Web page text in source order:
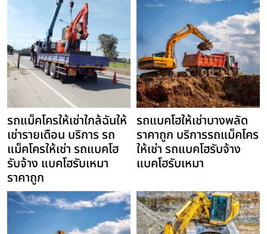
รถแม็คโครให้เช่าใกล้ฉันให้
เช่ารายเดือน บริการ รถ
แม็คโครให้เช่า รถแบคโฮ
รับจ้าง แบคโฮรับเหมา
ราคาถูก
รถแบคโฮให้เช่าบางพลัด
ราคาถูก บริการรถแม็คโคร
ให้เช่า รถแบคโฮรับจ้าง
แบคโฮรับเหมา